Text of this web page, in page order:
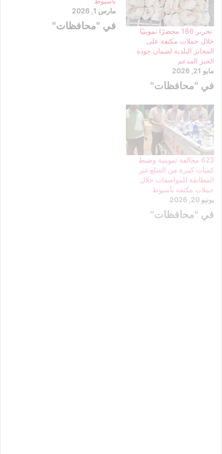
تحرير 186 محضرًا تموينيًا
خلال حملات مكثفة على
المخابز البلدية لضمان جودة
الخبز المدعم
مايو 21, 2026
في "محافظات"
مارس 1, 2026
في "محافظات"
623 مخالفة تموينية وضبط
كميات كبيرة من السلع غير
المطابقة للمواصفات خلال
حملات مكثفة بأسيوط
يونيو 20, 2026
في "محافظات"